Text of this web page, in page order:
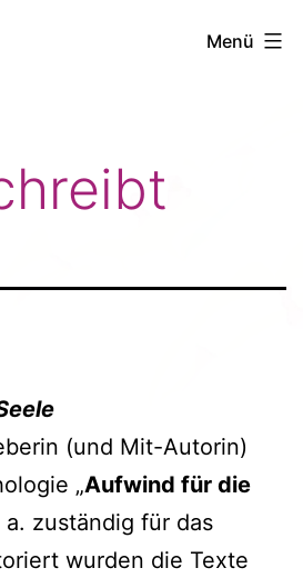
Menü
(und Mit-Autorin)
„Aufwind für die
a. zuständig für das
wurden die Texte